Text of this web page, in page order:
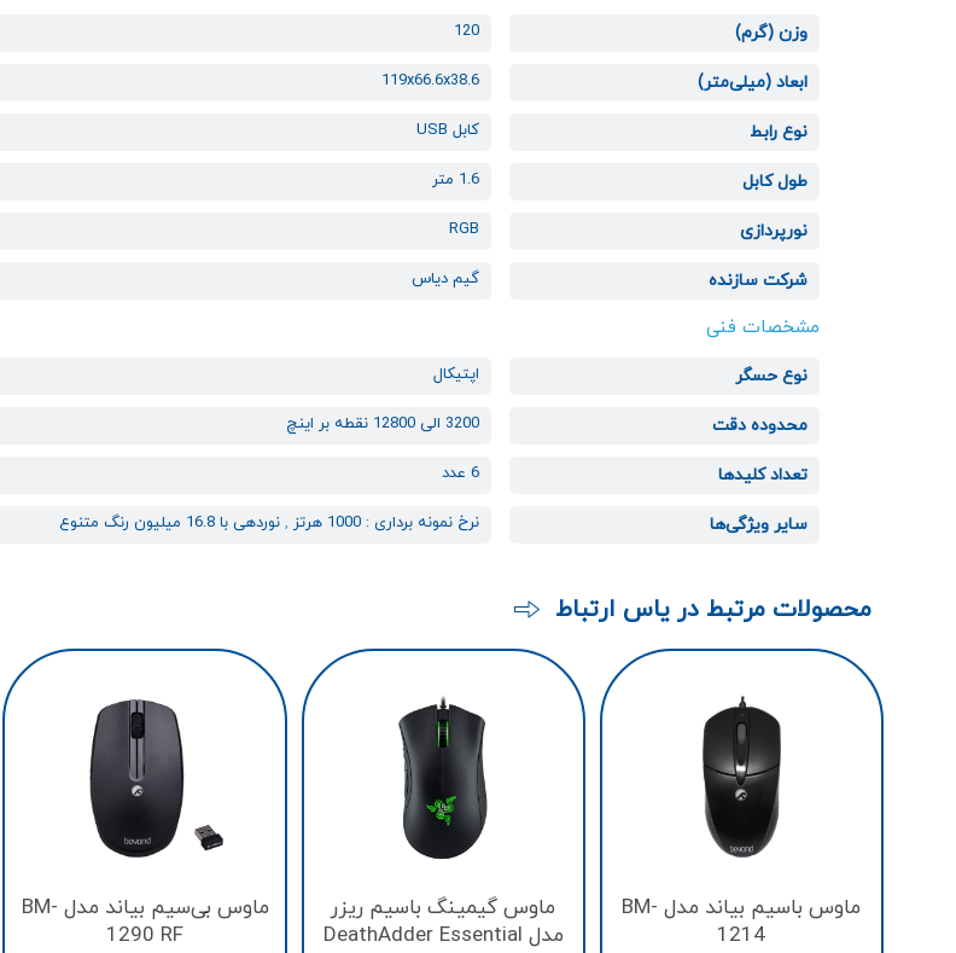
وزن (گرم) 120
ابعاد (میلی‌متر) 119x66.6x38.6
نوع رابط کابل USB
طول کابل 1.6 متر
نورپردازی RGB
شرکت سازنده گیم دیاس
مشخصات فنی
نوع حسگر اپتیکال
محدوده دقت 3200 الی 12800 نقطه بر اینچ
تعداد کلیدها 6 عدد
سایر ویژگی‌ها نرخ نمونه برداری : 1000 هرتز , نوردهی با 16.8 میلیون رنگ متنوع
محصولات مرتبط در یاس ارتباط
ماوس باسیم بیاند مدل BM-
1214
ماوس گیمینگ باسیم ریزر
مدل DeathAdder Essential
ماوس بی‌سیم بیاند مدل BM-
1290 RF